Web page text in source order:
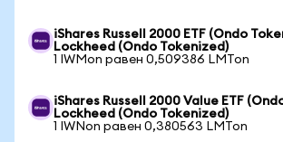
iShares Russell 2000 ETF (Ondo
Lockheed (Ondo Tokenized)
1 IWMon равен 0,509386 LMTon
iShares Russell 2000 Value ETF
Lockheed (Ondo Tokenized)
1 IWNon равен 0,380563 LMTon